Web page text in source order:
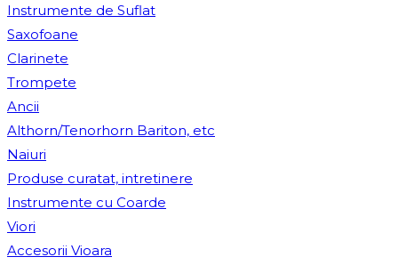
Instrumente de Suflat
Saxofoane
Clarinete
Trompete
Ancii
Althorn/Tenorhorn Bariton, etc
Naiuri
Produse curatat, intretinere
Instrumente cu Coarde
Viori
Accesorii Vioara